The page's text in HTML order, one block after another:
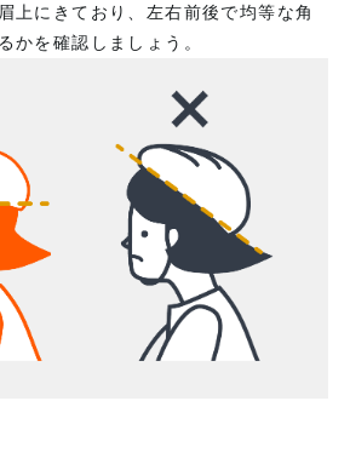
上にきており、左右前後で均等な角
かを確認しましょう。